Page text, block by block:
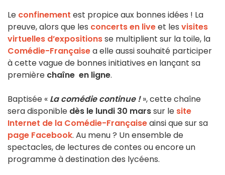
Le confinement est propice aux bonnes idées ! La
preuve, alors que les concerts en liveet les visites
virtuelles d’expositionsse multiplient sur la toile, la
Comédie-Françaisea elle aussi souhaité participer
à cette vague de bonnes initiatives en lançant sa
première chaîne en ligne.
Baptisée « La comédie continue !», cette chaîne
sera disponible dès le lundi 30 marssur le site
Internet de la Comédie-Françaiseainsi que sur sa
page Facebook. Au menu ? Un ensemble de
spectacles, de lectures de contes ou encore un
programme à destination des lycéens.